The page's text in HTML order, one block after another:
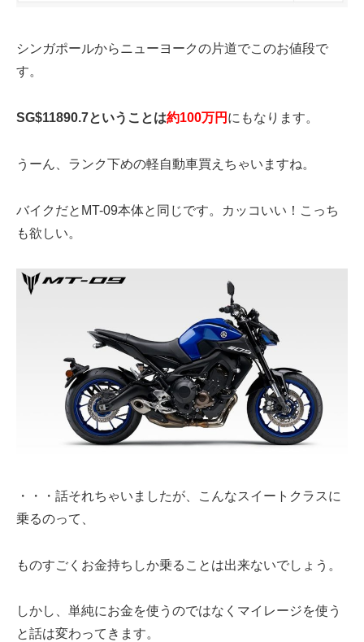
シンガポールからニューヨークの片道でこのお値段で
す。
SG$11890.7ということは約100万円 にもなります。
うーん、ランク下めの軽自動車買えちゃいますね。
バイクだとMT-09本体と同じです。カッコいい！こっち
も欲しい。
・・・話それちゃいましたが、こんなスイートクラスに
乗るのって、
ものすごくお金持ちしか乗ることは出来ないでしょう。
しかし、単純にお金を使うのではなくマイレージを使う
と話は変わってきます。